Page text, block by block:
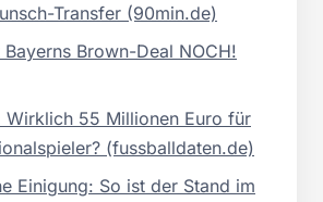
Transfer (90min.de)
Brown-Deal NOCH!
Wirklich 55 Millionen Euro für
(fussballdaten.de)
Einigung: So ist der Stand im